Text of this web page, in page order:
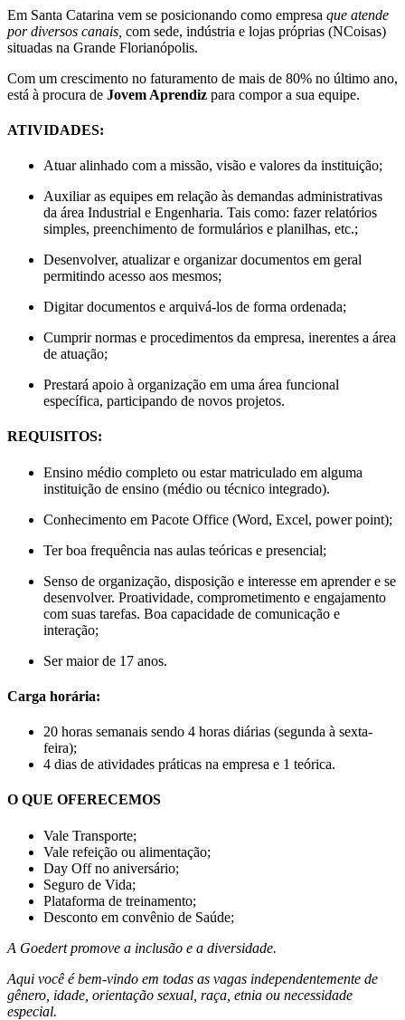
Em Santa Catarina vem se posicionando como empresa que atende
por diversos canais, com sede, indústria e lojas próprias (NCoisas)
situadas na Grande Florianópolis.
Com um crescimento no faturamento de mais de 80% no último ano,
está à procura de Jovem Aprendiz para compor a sua equipe.
ATIVIDADES:
Atuar alinhado com a missão, visão e valores da instituição;
Auxiliar as equipes em relação às demandas administrativas
da área Industrial e Engenharia. Tais como: fazer relatórios
simples, preenchimento de formulários e planilhas, etc.;
Desenvolver, atualizar e organizar documentos em geral
permitindo acesso aos mesmos;
Digitar documentos e arquivá-los de forma ordenada;
Cumprir normas e procedimentos da empresa, inerentes a área
de atuação;
Prestará apoio à organização em uma área funcional
específica, participando de novos projetos.
REQUISITOS:
Ensino médio completo ou estar matriculado em alguma
instituição de ensino (médio ou técnico integrado).
Conhecimento em Pacote Office (Word, Excel, power point);
Ter boa frequência nas aulas teóricas e presencial;
Senso de organização, disposição e interesse em aprender e se
desenvolver. Proatividade, comprometimento e engajamento
com suas tarefas. Boa capacidade de comunicação e
interação;
Ser maior de 17 anos.
Carga horária:
20 horas semanais sendo 4 horas diárias (segunda à sexta-
feira);
4 dias de atividades práticas na empresa e 1 teórica.
O QUE OFERECEMOS
Vale Transporte;
Vale refeição ou alimentação;
Day Off no aniversário;
Seguro de Vida;
Plataforma de treinamento;
Desconto em convênio de Saúde;
A Goedert promove a inclusão e a diversidade.
Aqui você é bem-vindo em todas as vagas independentemente de
gênero, idade, orientação sexual, raça, etnia ou necessidade
especial.